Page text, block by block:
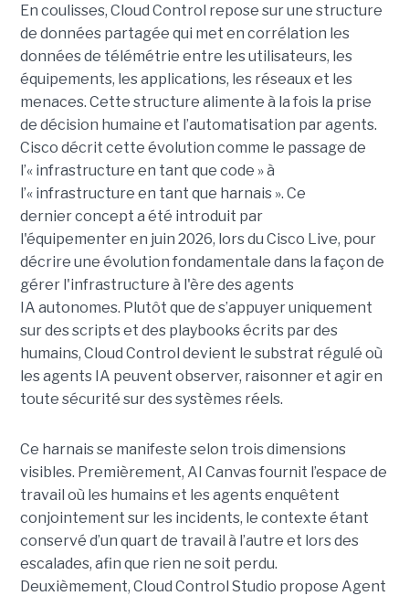
En coulisses, Cloud Control repose sur une structure
de données partagée qui met en corrélation les
données de télémétrie entre les utilisateurs, les
équipements, les applications, les réseaux et les
menaces. Cette structure alimente à la fois la prise
de décision humaine et l’automatisation par agents.
Cisco décrit cette évolution comme le passage de
l’« infrastructure en tant que code » à
l’« infrastructure en tant que harnais ». Ce
dernier concept a été introduit par
l'équipementer en juin 2026, lors du Cisco Live, pour
décrire une évolution fondamentale dans la façon de
gérer l'infrastructure à l'ère des agents
IA autonomes. Plutôt que de s’appuyer uniquement
sur des scripts et des playbooks écrits par des
humains, Cloud Control devient le substrat régulé où
les agents IA peuvent observer, raisonner et agir en
toute sécurité sur des systèmes réels.
Ce harnais se manifeste selon trois dimensions
visibles. Premièrement, AI Canvas fournit l’espace de
travail où les humains et les agents enquêtent
conjointement sur les incidents, le contexte étant
conservé d’un quart de travail à l’autre et lors des
escalades, afin que rien ne soit perdu.
Deuxièmement, Cloud Control Studio propose Agent